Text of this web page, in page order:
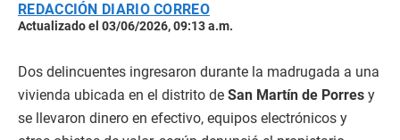
REDACCIÓN DIARIO CORREO
Actualizado el 03/06/2026, 09:13 a.m.
Dos delincuentes ingresaron durante la madrugada a una
vivienda ubicada en el distrito de San Martín de Porres y
se llevaron dinero en efectivo, equipos electrónicos y